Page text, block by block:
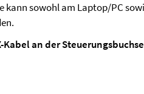
kann sowohl am Laptop/PC
Kabel an der